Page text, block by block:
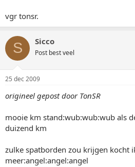
vgr tonsr.
S Sicco
Post best veel
25 dec 2009
origineel gepost door TonSR
mooie km stand:wub:wub:wub als
duizend km
zulke spatborden zou krijgen kocht
meer:angel:angel:angel